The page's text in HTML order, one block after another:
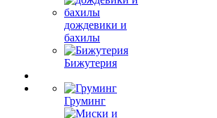
дождевики и
бахилы
Бижутерия
Груминг